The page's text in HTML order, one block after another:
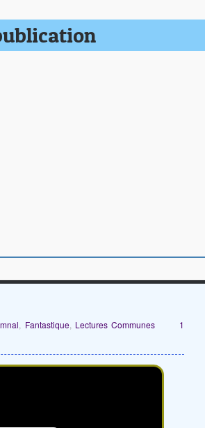
Fantastique, Lectures Communes
1